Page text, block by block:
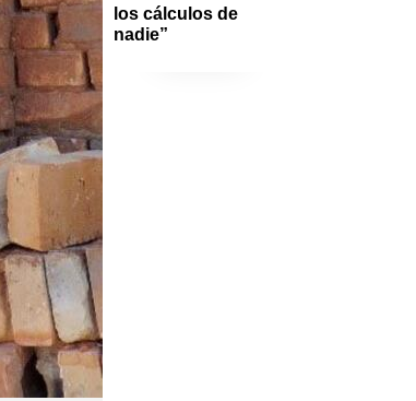
los cálculos de
nadie”